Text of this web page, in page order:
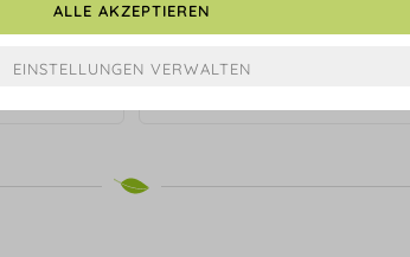
ALLE AKZEPTIEREN